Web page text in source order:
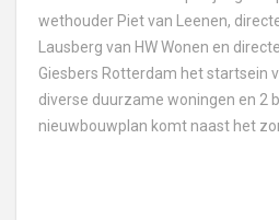
wethouder Piet van Leenen,
Lausberg van HW Wonen en
Giesbers Rotterdam het startsein
diverse duurzame woningen en 2
nieuwbouwplan komt naast het